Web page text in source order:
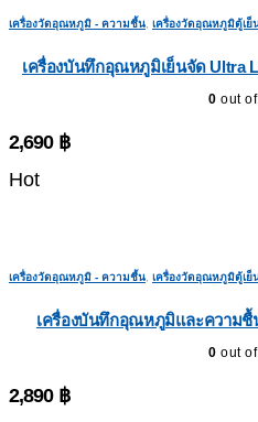
เครื่องวัดอุณหภูมิ - ความชื้น เครื่องวัดอุณหภูมิตู้เย็
เครื่องบันทึกอุณหภูมิเย็นจัด Ultra
0 out
2,690 ฿
Hot
เครื่องวัดอุณหภูมิ - ความชื้น เครื่องวัดอุณหภูมิตู้เย็
เครื่องบันทึกอุณหภูมิและความชื้
0 out
2,890 ฿